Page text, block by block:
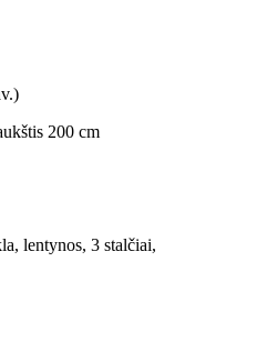
200 cm
lentynos, 3 stalčiai,